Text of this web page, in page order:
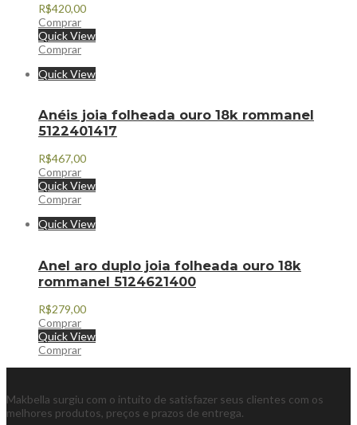
R$420,00
Comprar
Quick View
Comprar
Quick View
Anéis joia folheada ouro 18k rommanel
5122401417
R$467,00
Comprar
Quick View
Comprar
Quick View
Anel aro duplo joia folheada ouro 18k
rommanel 5124621400
R$279,00
Comprar
Quick View
Comprar
Makbella surgiu com o intuito de satisfazer seus clientes com os
melhores produtos, preços e prazos de entrega.